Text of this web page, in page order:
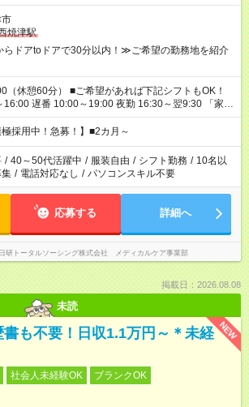
焼津駅
ドアtoドアで30分以内！≫ご希望の勤務地を紹介
希望があれば下記シフトもOK！
遅番 10:00～19:00 夜勤 16:30～翌9:30 「家族
せたい」 「余裕を持って夕飯の準備がしたい」
残業はしたくない」 など、ご希望を教えてください
のお仕事の勤務時間が 合計で週40時間を超える場
きません。
極採用中！急募！】■2カ月～
/ 40～50代活躍中 / 服装自由 / シフト勤務 / 10名以
/ 電話対応なし / パソコンスキル不要
応募する 詳細へ
日研トータルソーシング株式会社 メディカルケア事業部
掲載日：2026.08.08
未読
NEW
も不要！日収1.1万円～＊未経
社会人未経験OK
ブランクOK